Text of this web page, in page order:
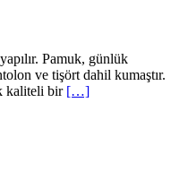
Pamuk, günlük
ve tişört dahil kumaştır.
kaliteli bir […]